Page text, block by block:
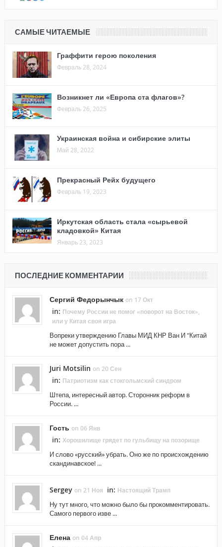
САМЫЕ ЧИТАЕМЫЕ
Граффити герою поколения
Февраль 28, 2024
Возникнет ли «Европа ста флагов»?
Февраль 26, 2025
Украинская война и сибирские элиты
Май 28, 2022
Прекрасный Рейх будущего
Февраль 19, 2023
Иркутская область стала «сырьевой
кладовкой» Китая
Январь 23, 2023
ПОСЛЕДНИЕ КОММЕНТАРИИ
Сергий Федорынчык on 17 Окт
in: Почему России не помог «поворот на Восток»,
или у Китая своя игра
Вопреки утверждению Главы МИД КНР Ван И "Китай
не может допустить пора ...
Juri Motsilin on 20 Сен
in: Патриотизм как стокгольмский синдром
Штепа, интересный автор. Сторонник реформ в
России. ...
Гость on 06 Янв
in: Хорошилище грядет по гульбищу на позорище
И слово «русский» убрать. Оно же по происхождению
скандинавское! ...
Sergey on 21 Ноя in: Настоящий Трамп
Ну тут много, что можно было бы прокомментировать.
Самого первого изве ...
Елена on 04 Апр